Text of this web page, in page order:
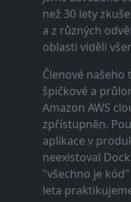
než 30 lety
a z různých
oblasti viděli
Členové našeho
špičkové a
Amazon AWS
zpřístupněn.
aplikace v
neexistoval
"všechno je
leta